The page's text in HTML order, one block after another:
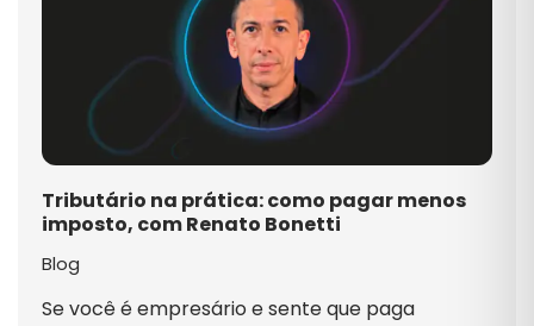
Tributário na prática: como pagar menos
imposto, com Renato Bonetti
Blog
Se você é empresário e sente que paga